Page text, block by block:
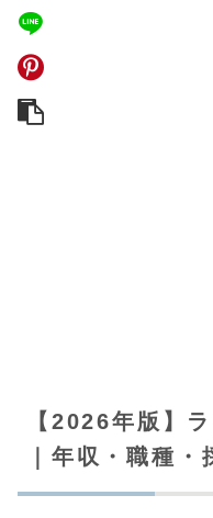
【2026年版】
｜年収・職種